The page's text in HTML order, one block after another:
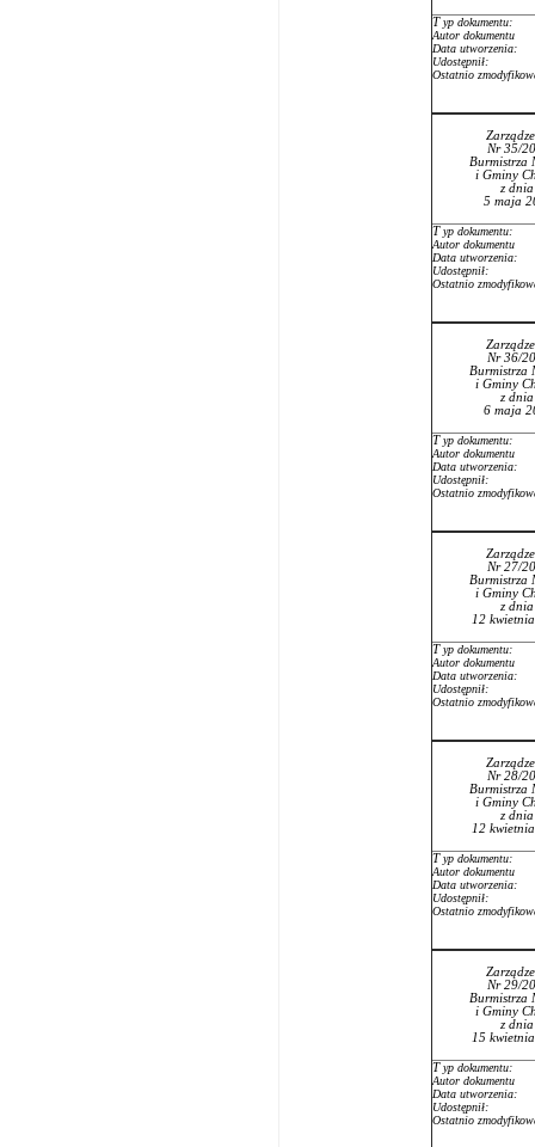
Typ dokumentu:
Autor dokumentu
Data utworzenia:
Udostępnił:
Ostatnio
Nr 35/
Burmistrza
i Gminy
z
5 maja
Typ dokumentu:
Autor dokumentu
Data utworzenia:
Udostępnił:
Ostatnio
Nr 36/
Burmistrza
i Gminy
z
6 maja
Typ dokumentu:
Autor dokumentu
Data utworzenia:
Udostępnił:
Ostatnio
Nr 27/
Burmistrza
i Gminy
z
12
Typ dokumentu:
Autor dokumentu
Data utworzenia:
Udostępnił:
Ostatnio
Nr 28/
Burmistrza
i Gminy
z
12
Typ dokumentu:
Autor dokumentu
Data utworzenia:
Udostępnił:
Ostatnio
Nr 29/
Burmistrza
i Gminy
z
15
Typ dokumentu:
Autor dokumentu
Data utworzenia:
Udostępnił:
Ostatnio